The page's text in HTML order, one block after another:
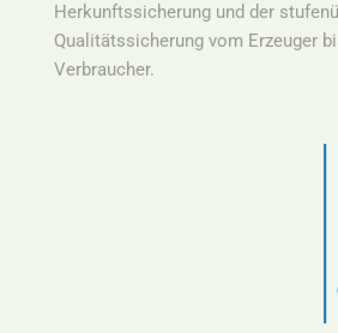
Herkunftssicherung und der
Qualitätssicherung vom Erzeuger
Verbraucher.